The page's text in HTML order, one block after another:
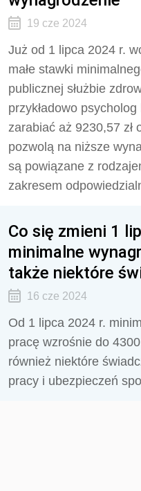
19 cze 2024
Już od 1 lipca 2024 r.
małe stawki
publicznej służbie
przykładowo
zarabiać aż 9230,57 zł
pozwolą na niższe
są powiązane z
zakresem
Co się zmieni 1
minimalne
także niektóre
16 cze 2024
Od 1 lipca 2024 r.
pracę wzrośnie do
również niektóre
pracy i ubezpieczeń